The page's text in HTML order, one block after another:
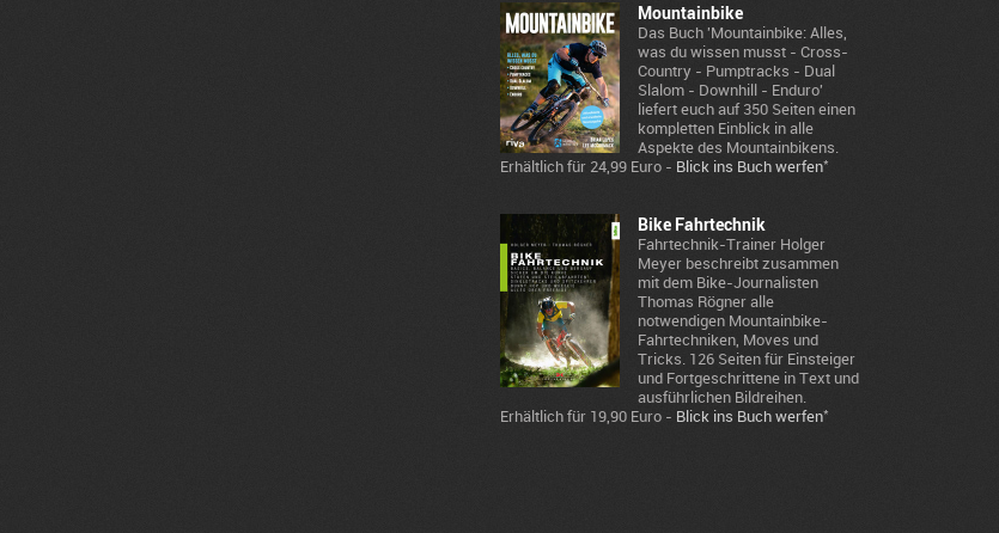
Mountainbike
Das Buch 'Mountainbike: Alles,
was du wissen musst - Cross-
Country - Pumptracks - Dual
Slalom - Downhill - Enduro'
liefert euch auf 350 Seiten einen
kompletten Einblick in alle
Aspekte des Mountainbikens.
Erhältlich für 24,99 Euro - Blick ins Buch werfen*
Bike Fahrtechnik
Fahrtechnik-Trainer Holger
Meyer beschreibt zusammen
mit dem Bike-Journalisten
Thomas Rögner alle
notwendigen Mountainbike-
Fahrtechniken, Moves und
Tricks. 126 Seiten für Einsteiger
und Fortgeschrittene in Text und
ausführlichen Bildreihen.
Erhältlich für 19,90 Euro - Blick ins Buch werfen*